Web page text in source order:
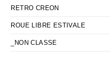
RETRO CREON
ROUE LIBRE ESTIVALE
_NON CLASSE